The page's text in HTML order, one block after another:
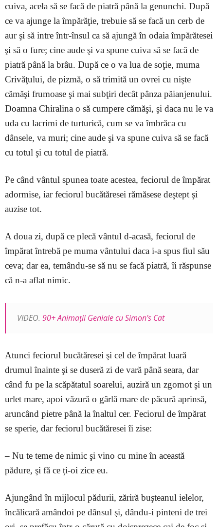
cuiva, acela să se facă de piatră până la genunchi. După
ce va ajunge la împărăţie, trebuie să se facă un cerb de
aur şi să intre într-însul ca să ajungă în odaia împărătesei
şi să o fure; cine aude şi va spune cuiva să se facă de
piatră până la brâu. După ce o va lua de soţie, muma
Crivăţului, de pizmă, o să trimită un ovrei cu nişte
cămăşi frumoase şi mai subţiri decât pânza păianjenului.
Doamna Chiralina o să cumpere cămăşi, şi daca nu le va
uda cu lacrimi de turturică, cum se va îmbrăca cu
dânsele, va muri; cine aude şi va spune cuiva să se facă
cu totul şi cu totul de piatră.
Pe când vântul spunea toate acestea, feciorul de împărat
adormise, iar feciorul bucătăresei rămăsese deştept şi
auzise tot.
A doua zi, după ce plecă vântul d-acasă, feciorul de
împărat întrebă pe muma vântului daca i-a spus fiul său
ceva; dar ea, temându-se să nu se facă piatră, îi răspunse
că n-a aflat nimic.
VIDEO. 90+ Animații Geniale cu Simon’s Cat
Atunci feciorul bucătăresei şi cel de împărat luară
drumul înainte şi se duseră zi de vară până seara, dar
când fu pe la scăpătatul soarelui, auziră un zgomot şi un
urlet mare, apoi văzură o gârlă mare de păcură aprinsă,
aruncând pietre până la înaltul cer. Feciorul de împărat
se sperie, dar feciorul bucătăresei îi zise:
– Nu te teme de nimic şi vino cu mine în această
pădure, şi fă ce ţi-oi zice eu.
Ajungând în mijlocul pădurii, zăriră buşteanul ielelor,
încălicară amândoi pe dânsul şi, dându-i pinteni de trei